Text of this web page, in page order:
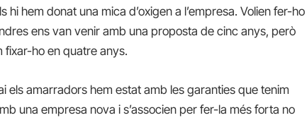
hi hem donat una mica d’oxigen a l’empresa. Volien fer-ho
ens van venir amb una proposta de cinc anys, però
fixar-ho en quatre anys.
els amarradors hem estat amb les garanties que tenim
una empresa nova i s’associen per fer-la més forta no